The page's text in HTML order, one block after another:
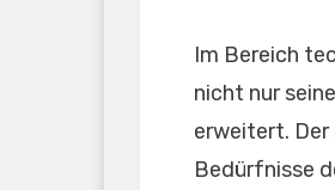
Im Bereich
nicht nur
erweitert.
Bedürfnisse